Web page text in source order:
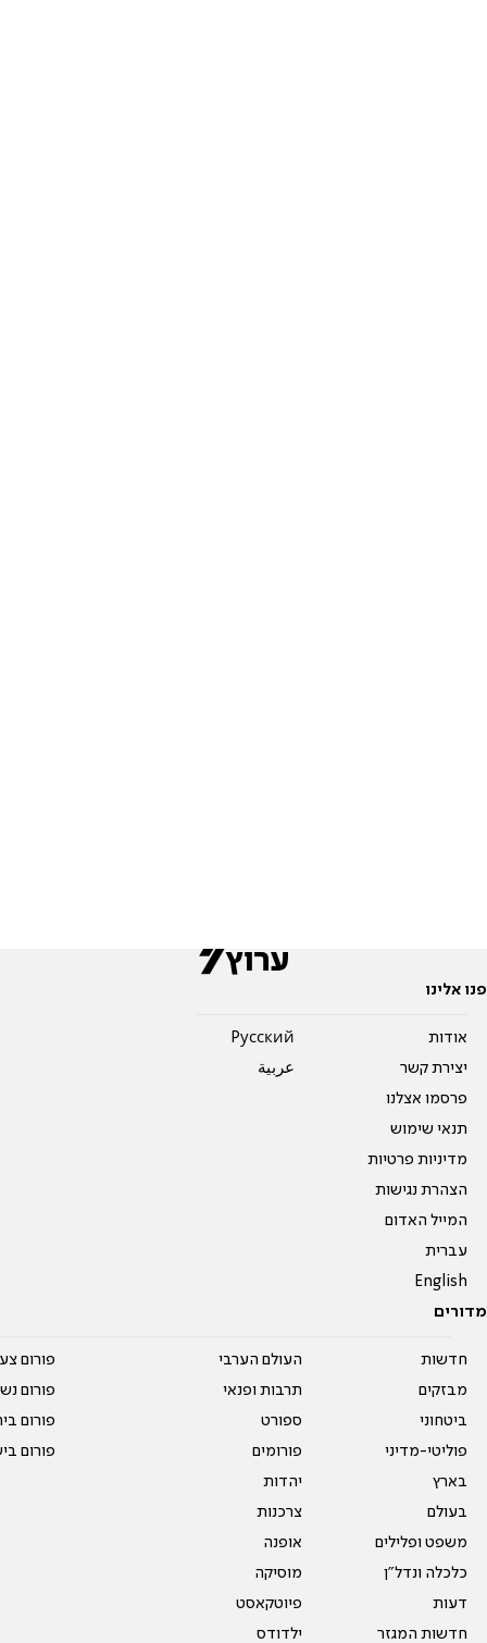
פנו אלינו
אודות
יצירת קשר
פרסמו אצלנו
תנאי שימוש
מדיניות פרטיות
הצהרת נגישות
המייל האדום
עברית
English
Pусский
عربية
מדורים
חדשות
מבזקים
ביטחוני
פוליטי-מדיני
בארץ
בעולם
משפט ופלילים
כלכלה ונדל"ן
דעות
חדשות המגזר
העולם הערבי
תרבות ופנאי
ספורט
פורומים
יהדות
צרכנות
אופנה
מוסיקה
פיוטקאסט
ילדודס
פורום
פורום
פורום
פורום